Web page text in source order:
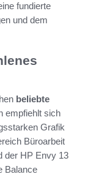
fundierte
und dem
beliebte
empfiehlt sich
Grafik
Büroarbeit
der HP Envy 13
Balance